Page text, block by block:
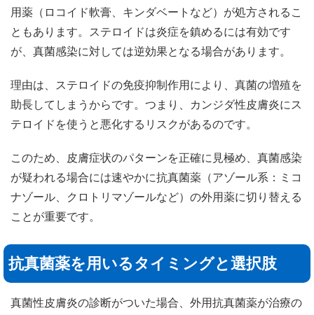
用薬（ロコイド軟膏、キンダベートなど）が処方されるこ
ともあります。ステロイドは炎症を鎮めるには有効です
が、真菌感染に対しては逆効果となる場合があります。
理由は、ステロイドの免疫抑制作用により、真菌の増殖を
助長してしまうからです。つまり、カンジダ性皮膚炎にス
テロイドを使うと悪化するリスクがあるのです。
このため、皮膚症状のパターンを正確に見極め、真菌感染
が疑われる場合には速やかに抗真菌薬（アゾール系：ミコ
ナゾール、クロトリマゾールなど）の外用薬に切り替える
ことが重要です。
抗真菌薬を用いるタイミングと選択肢
真菌性皮膚炎の診断がついた場合、外用抗真菌薬が治療の